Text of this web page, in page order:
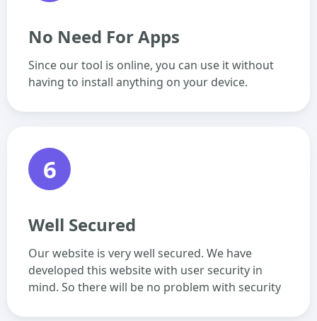
No Need For Apps
Since our tool is online, you can use it without
having to install anything on your device.
6
Well Secured
Our website is very well secured. We have
developed this website with user security in
mind. So there will be no problem with security